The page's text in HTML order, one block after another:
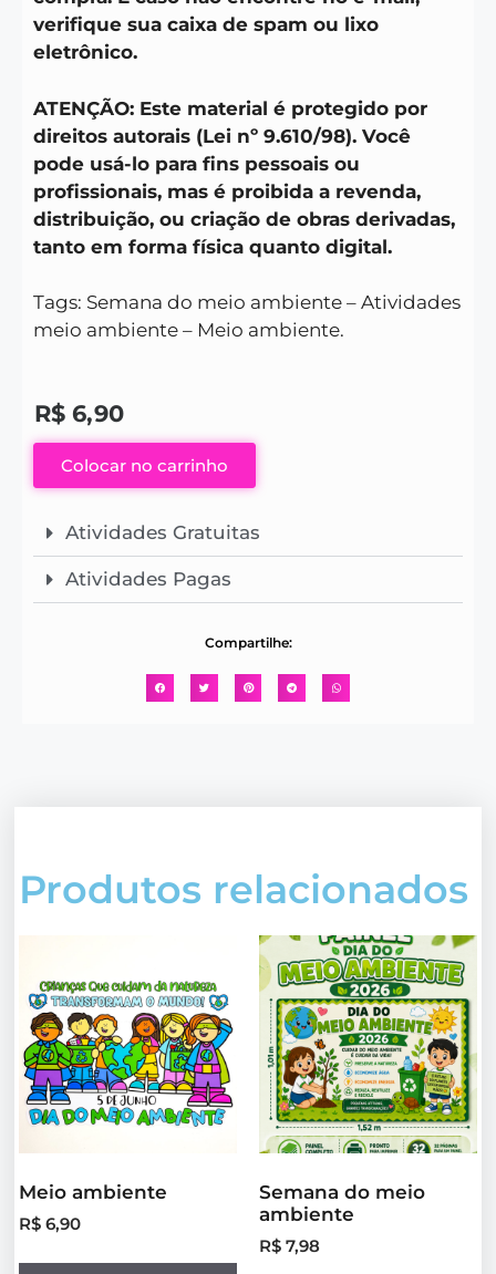
verifique sua caixa de spam ou lixo
eletrônico.
ATENÇÃO: Este material é protegido por
direitos autorais (Lei nº 9.610/98). Você
pode usá-lo para fins pessoais ou
profissionais, mas é proibida a revenda,
distribuição, ou criação de obras derivadas,
tanto em forma física quanto digital.
Tags: Semana do meio ambiente – Atividades
meio ambiente – Meio ambiente.
R$ 6,90
Colocar no carrinho
Atividades Gratuitas
Atividades Pagas
Compartilhe:
Produtos relacionados
Meio ambiente
R$ 6,90
Semana do meio
ambiente
R$ 7,98